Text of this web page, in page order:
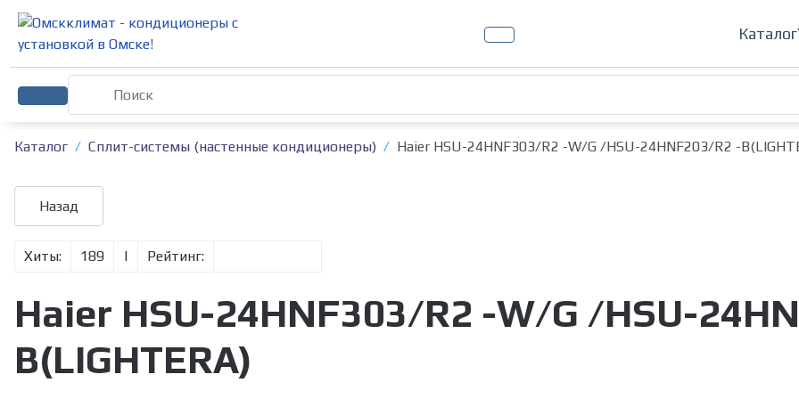
Каталог
Каталог Сплит-системы (настенные кондиционеры) Haier HSU-24HNF303/R2 -W/G /HSU-24HNF203/R2 -
Хиты: 189 | Рейтинг:
Haier HSU-24HNF303/R2 -W/G /HSU-
B(LIGHTERA)